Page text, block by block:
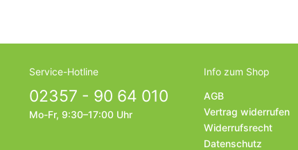
Service-Hotline
02357 - 90 64 010
Mo-Fr, 9:30–17:00 Uhr
Info zum Shop
AGB
Vertrag widerrufen
Widerrufsrecht
Datenschutz